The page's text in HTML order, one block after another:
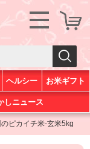
ヘルシー お米ギフト
しニュース
ピカイチ米-玄米5kg